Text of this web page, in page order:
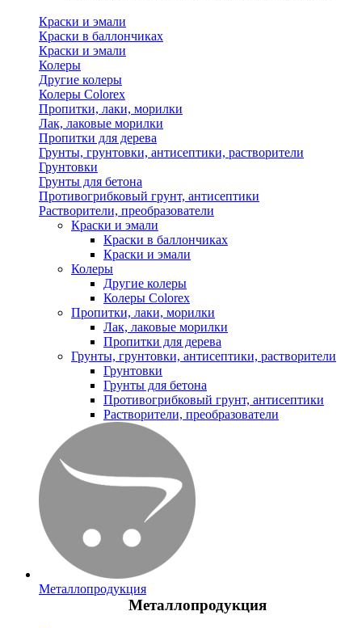
Краски и эмали
Краски в баллончиках
Краски и эмали
Колеры
Другие колеры
Колеры Colorex
Пропитки, лаки, морилки
Лак, лаковые морилки
Пропитки для дерева
Грунты, грунтовки, антисептики, растворители
Грунтовки
Грунты для бетона
Противогрибковый грунт, антисептики
Растворители, преобразователи
Краски и эмали
Краски в баллончиках
Краски и эмали
Колеры
Другие колеры
Колеры Colorex
Пропитки, лаки, морилки
Лак, лаковые морилки
Пропитки для дерева
Грунты, грунтовки, антисептики, растворители
Грунтовки
Грунты для бетона
Противогрибковый грунт, антисептики
Растворители, преобразователи
Металлопродукция
Металлопродукция